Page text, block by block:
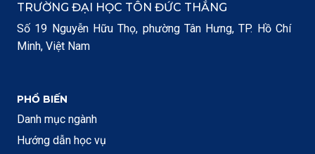
TRƯỜNG ĐẠI HỌC TÔN ĐỨC THẮNG
Số 19 Nguyễn Hữu Thọ, phường Tân Hưng, TP. Hồ Chí
Minh, Việt Nam
PHỔ BIẾN
Danh mục ngành
Hướng dẫn học vụ